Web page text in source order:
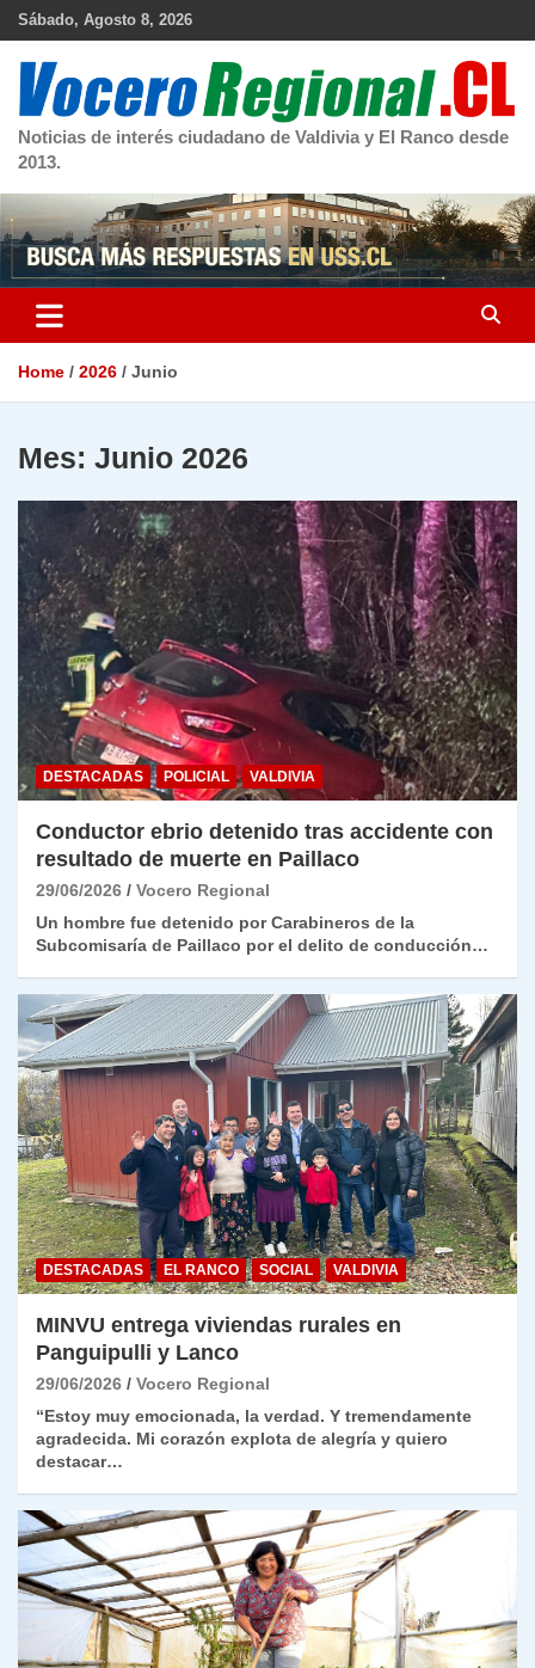
Skip
Sábado, Agosto 8, 2026
Noticias de interés ciudadano de Valdivia y El Ranco desde
2013.
Home 2026 Junio
Mes: Junio 2026
DESTACADAS POLICIAL VALDIVIA
Conductor ebrio detenido tras accidente con
resultado de muerte en Paillaco
29/06/2026
Vocero Regional
Un hombre fue detenido por Carabineros de la
Subcomisaría de Paillaco por el delito de conducción…
DESTACADAS EL RANCO SOCIAL VALDIVIA
MINVU entrega viviendas rurales en
Panguipulli y Lanco
29/06/2026
Vocero Regional
“Estoy muy emocionada, la verdad. Y tremendamente
agradecida. Mi corazón explota de alegría y quiero
destacar…